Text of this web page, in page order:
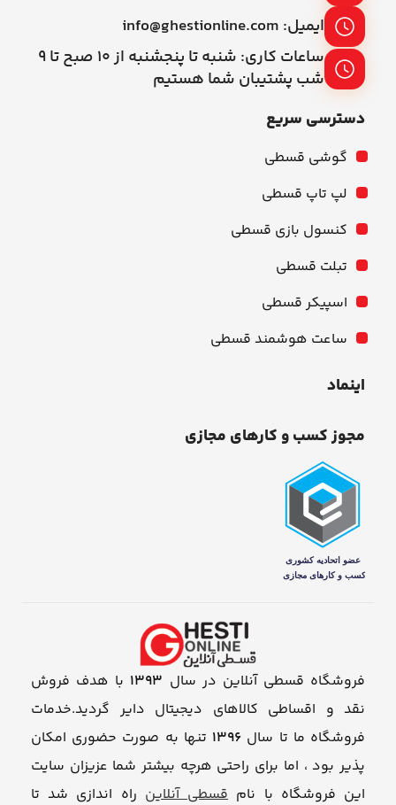
ایمیل: info@ghestionline.com
ساعات کاری: شنبه تا پنجشنبه از ۱۰ صبح تا ۹
شب پشتیبان شما هستیم
دسترسی سریع
گوشی قسطی
لپ تاپ قسطی
کنسول بازی قسطی
تبلت قسطی
اسپیکر قسطی
ساعت هوشمند قسطی
اینماد
مجوز کسب و کارهای مجازی
فروشگاه قسطی آنلاین در سال 1393 با هدف فروش
نقد و اقساطی کالاهای دیجیتال دایر گردید.خدمات
فروشگاه ما تا سال 1396 تنها به صورت حضوری امکان
پذیر بود ، اما برای راحتی هرچه بیشتر شما عزیزان سایت
این فروشگاه با نامقسطی آنلاین راه اندازی شد تا